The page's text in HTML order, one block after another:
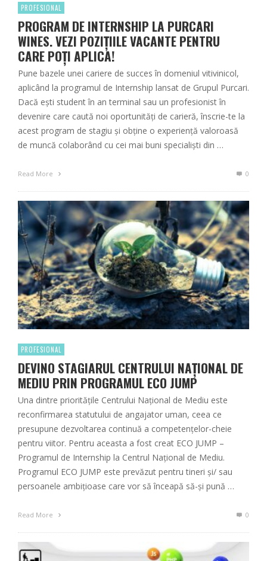
PROFESIONAL
PROGRAM DE INTERNSHIP LA PURCARI
WINES. VEZI POZIȚIILE VACANTE PENTRU
CARE POȚI APLICA!
Pune bazele unei cariere de succes în domeniul vitivinicol,
aplicând la programul de Internship lansat de Grupul Purcari.
Dacă ești student în an terminal sau un profesionist în
devenire care caută noi oportunități de carieră, înscrie-te la
acest program de stagiu și obține o experiență valoroasă
de muncă colaborând cu cei mai buni specialiști din …
Read More 0
PROFESIONAL
DEVINO STAGIARUL CENTRULUI NAȚIONAL DE
MEDIU PRIN PROGRAMUL ECO JUMP
Una dintre prioritățile Centrului Naţional de Mediu este
reconfirmarea statutului de angajator uman, ceea ce
presupune dezvoltarea continuă a competențelor-cheie
pentru viitor. Pentru aceasta a fost creat ECO JUMP –
Programul de Internship la Centrul Naţional de Mediu.
Programul ECO JUMP este prevăzut pentru tineri şi/ sau
persoanele ambițioase care vor să înceapă să-și pună …
Read More 0